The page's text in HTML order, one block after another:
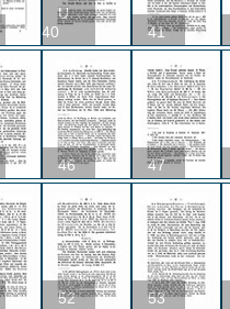
U
40
41
46 47
52 53